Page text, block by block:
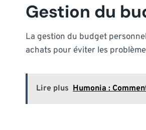
Gestion du
La gestion du budget
achats pour éviter les
Lire plus Humonia :